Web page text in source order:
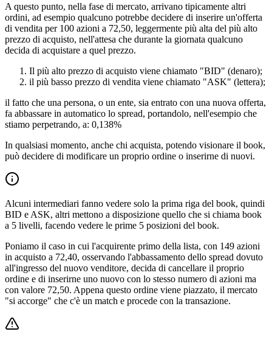
A questo punto, nella fase di mercato, arrivano tipicamente altri
ordini, ad esempio qualcuno potrebbe decidere di inserire un'offerta
di vendita per 100 azioni a 72,50, leggermente più alta del più alto
prezzo di acquisto, nell'attesa che durante la giornata qualcuno
decida di acquistare a quel prezzo.
Il più alto prezzo di acquisto viene chiamato "BID" (denaro);
il più basso prezzo di vendita viene chiamato "ASK" (lettera);
il fatto che una persona, o un ente, sia entrato con una nuova offerta,
fa abbassare in automatico lo spread, portandolo, nell'esempio che
stiamo perpetrando, a: 0,138%
In qualsiasi momento, anche chi acquista, potendo visionare il book,
può decidere di modificare un proprio ordine o inserirne di nuovi.
Alcuni intermediari fanno vedere solo la prima riga del book, quindi
BID e ASK, altri mettono a disposizione quello che si chiama book
a 5 livelli, facendo vedere le prime 5 posizioni del book.
Poniamo il caso in cui l'acquirente primo della lista, con 149 azioni
in acquisto a 72,40, osservando l'abbassamento dello spread dovuto
all'ingresso del nuovo venditore, decida di cancellare il proprio
ordine e di inserirne uno nuovo con lo stesso numero di azioni ma
con valore 72,50. Appena questo ordine viene piazzato, il mercato
"si accorge" che c'è un match e procede con la transazione.